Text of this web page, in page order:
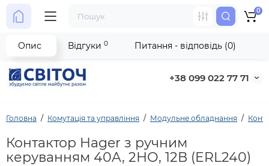
+38 099 022 77 71
0
Головна Комутація та управління Модульне обладнання
Контактор Hager з ручним
керуванням 40A, 2НО, 12В (ERL240)
Опис Відгуки 0 Питання - відповідь (0)